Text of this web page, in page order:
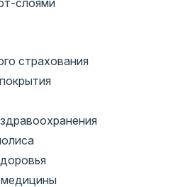
страхования
медицины